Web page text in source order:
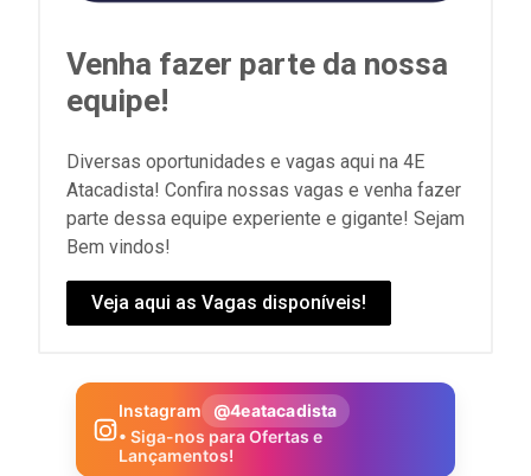
Venha fazer parte da nossa
equipe!
Diversas oportunidades e vagas aqui na 4E
Atacadista! Confira nossas vagas e venha fazer
parte dessa equipe experiente e gigante! Sejam
Bem vindos!
Veja aqui as Vagas disponíveis!
Instagram
@4eatacadista
• Siga-nos para Ofertas e
Lançamentos!